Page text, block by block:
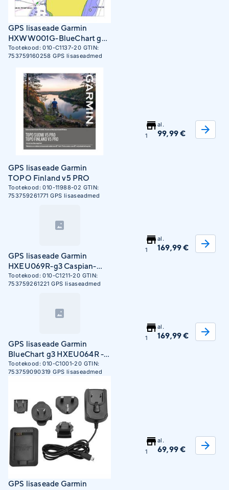
GPS lisaseade Garmin
HXWW001G-BlueChart g3
WorldWide
Tootekood:010-C1137-20 GTIN:
753759160258 GPS lisaseadmed
GPS lisaseade Garmin
TOPO Finland v5 PRO
Tootekood:010-11988-02 GTIN:
753759261771 GPS lisaseadmed
1
al.
99,99 €
GPS lisaseade Garmin
HXEU069R-g3 Caspian-
Ulyanovsk-Orsk
Tootekood:010-C1211-20 GTIN:
753759261221 GPS lisaseadmed
1
al.
169,99 €
GPS lisaseade Garmin
BlueChart g3 HXEU064R -
Greenland
Tootekood:010-C1001-20 GTIN:
753759090319 GPS lisaseadmed
1
al.
169,99 €
GPS lisaseade Garmin
1
al.
69,99 €